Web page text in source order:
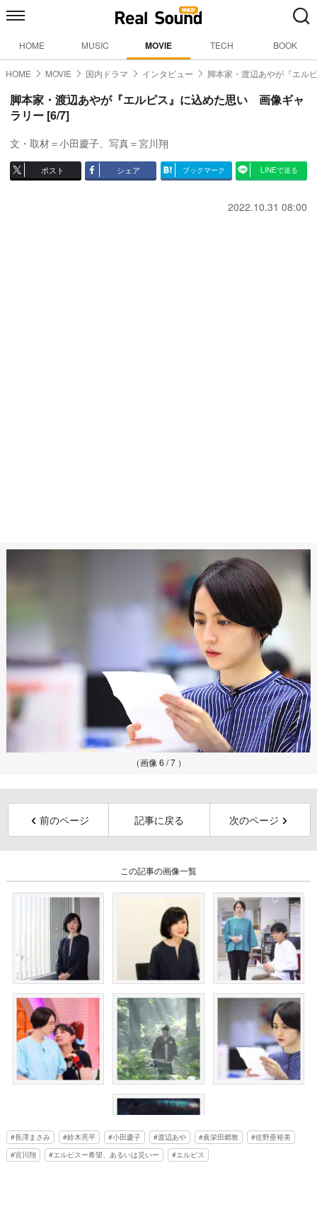
HOME MUSIC MOVIE TECH BOOK
HOME MOVIE 国内ドラマ インタビュー 脚本家・渡辺あやが『エル
脚本家・渡辺あやが『エルピス』に込めた思い 画像ギャ
ラリー [6/7]
文・取材＝小田慶子、写真＝宮川翔
ポスト シェア ブックマーク LINEで送る
2022.10.31 08:00
（画像 6 / 7 ）
前のページ 記事に戻る 次のページ
この記事の画像一覧
長澤まさみ 鈴木亮平 小田慶子 渡辺あや 眞栄田郷敦
佐野亜裕美
宮川翔
エルピスー希望、あるいは災いー エルピス